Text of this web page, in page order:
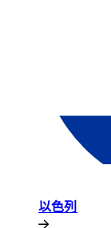
以色列​​